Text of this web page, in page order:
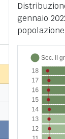
gennaio